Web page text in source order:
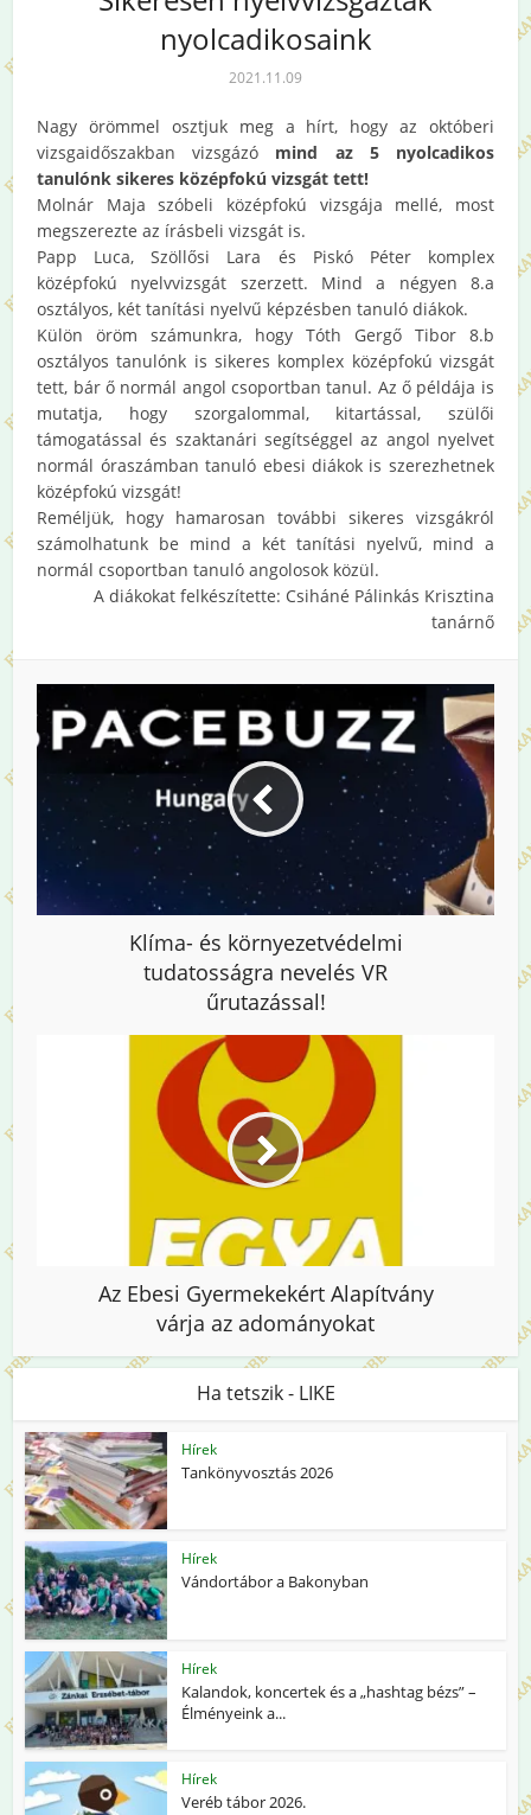
nyolcadikosaink
2021.11.09
Nagy örömmel osztjuk meg a hírt, hogy az októberi
vizsgaidőszakban vizsgázó mind az 5 nyolcadikos
tanulónk sikeres középfokú vizsgát tett!
Molnár Maja szóbeli középfokú vizsgája mellé, most
megszerezte az írásbeli vizsgát is.
Papp Luca, Szöllősi Lara és Piskó Péter komplex
középfokú nyelvvizsgát szerzett. Mind a négyen 8.a
osztályos, két tanítási nyelvű képzésben tanuló diákok.
Külön öröm számunkra, hogy Tóth Gergő Tibor 8.b
osztályos tanulónk is sikeres komplex középfokú vizsgát
tett, bár ő normál angol csoportban tanul. Az ő példája is
mutatja, hogy szorgalommal, kitartással, szülői
támogatással és szaktanári segítséggel az angol nyelvet
normál óraszámban tanuló ebesi diákok is szerezhetnek
középfokú vizsgát!
Reméljük, hogy hamarosan további sikeres vizsgákról
számolhatunk be mind a két tanítási nyelvű, mind a
normál csoportban tanuló angolosok közül.
A diákokat felkészítette: Csiháné Pálinkás Krisztina
tanárnő
Klíma- és környezetvédelmi
tudatosságra nevelés VR
űrutazással!
Az Ebesi Gyermekekért Alapítvány
várja az adományokat
Ha tetszik - LIKE
Hírek
Tankönyvosztás 2026
Hírek
Vándortábor a Bakonyban
Hírek
Kalandok, koncertek és a „hashtag bézs” –
Élményeink a...
Hírek
Veréb tábor 2026.